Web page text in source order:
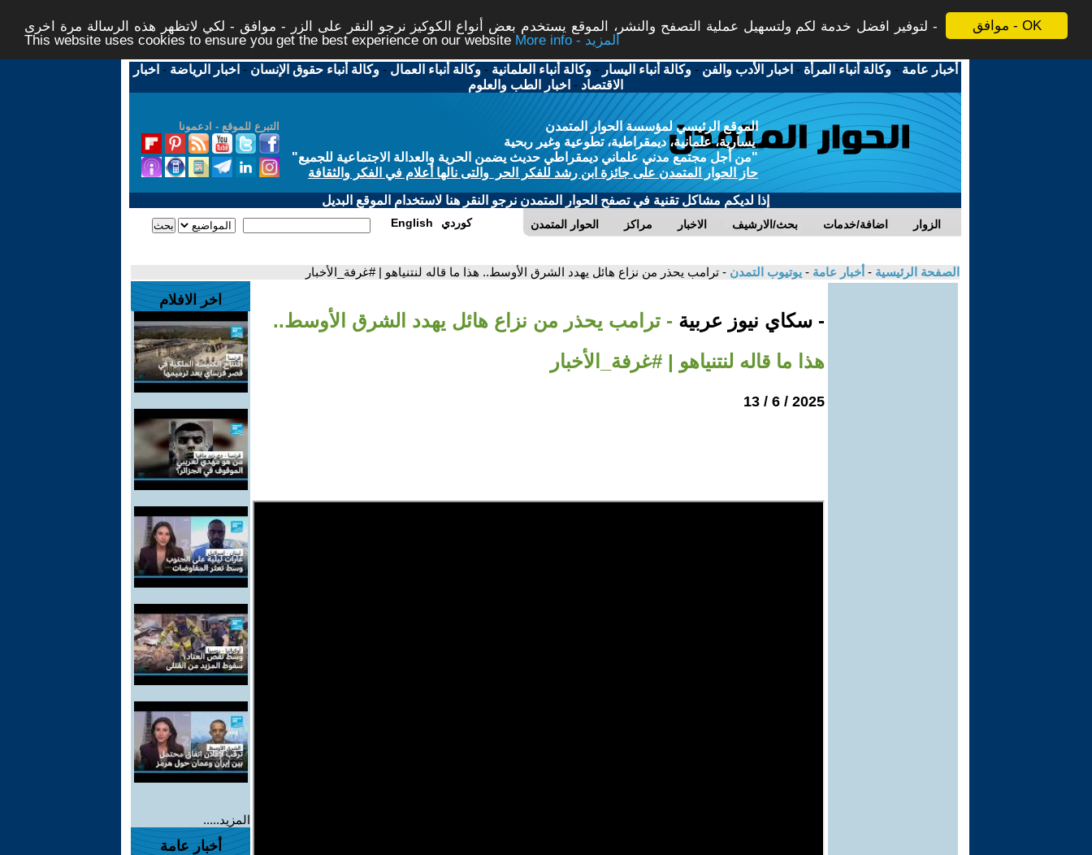
موافق - OK
لتوفير افضل خدمة لكم ولتسهيل عملية التصفح والنشر، الموقع يستخدم بعض أنواع الكوكيز نرجو النقر على الزر - موافق - لكي لاتظهر هذه الرسالة مرة اخرى -
This website uses cookies to ensure you get the best experience on our website
More info - المزيد
أخبار عامة -وكالة أنباء المرأة - اخبار الأدب والفن -وكالة أنباء اليسار -وكالة أنباء العلمانية -وكالة أنباء العمال -وكالة أنباء حقوق الإنسان - اخبار الرياضة - اخبار
الاقتصاد - اخبار الطب والعلوم
التبرع للموقع - ادعمونا
الموقع الرئيسي لمؤسسة الحوار المتمدن
يسارية، علمانية، ديمقراطية، تطوعية وغير ربحية
"من أجل مجتمع مدني علماني ديمقراطي حديث يضمن الحرية والعدالة الاجتماعية للجميع"
حاز الحوار المتمدن على جائزة ابن رشد للفكر الحر والتى نالها أعلام في الفكر والثقافة
إذا لديكم مشاكل تقنية في تصفح الحوار المتمدن نرجو النقر هنا لاستخدام الموقع البديل
الحوار المتمدن مراكز الاخبار بحث/الارشيف اضافة/خدمات الزوار English كوردي
الصفحة الرئيسية - أخبار عامة - يوتيوب التمدن - ترامب يحذر من نزاع هائل يهدد الشرق الأوسط.. هذا ما قاله لنتنياهو | #غرفة_الأخبار
- سكاي نيوز عربية - ترامب يحذر من نزاع هائل يهدد الشرق الأوسط..
هذا ما قاله لنتنياهو | #غرفة_الأخبار
2025 / 6 / 13
اخر الافلام
المزيد.....
أخبار عامة